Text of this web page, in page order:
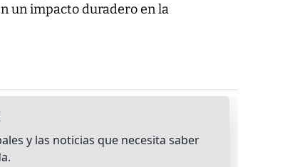
un impacto duradero en la